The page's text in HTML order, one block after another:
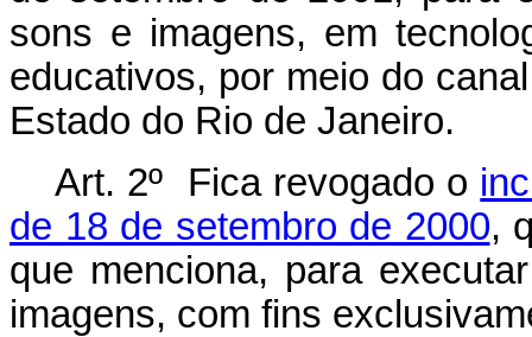
sons e imagens, em
educativos, por meio do
Estado do Rio de Janeiro.
Art. 2º Fica revogado o
de 18 de setembro de 2000,
que menciona, para
imagens, com fins